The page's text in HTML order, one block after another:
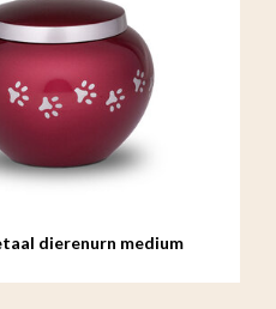
dierenurn medium